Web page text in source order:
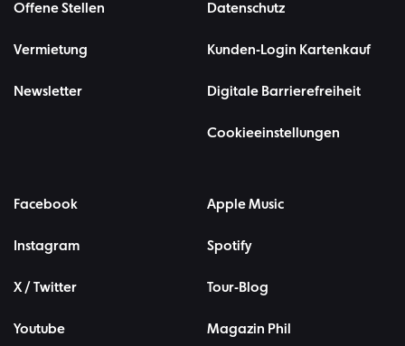
Offene Stellen
Vermietung
Newsletter
Datenschutz
Kunden-Login Kartenkauf
Digitale Barrierefreiheit
Cookieeinstellungen
Facebook
Instagram
X / Twitter
Youtube
Apple Music
Spotify
Tour-Blog
Magazin Phil